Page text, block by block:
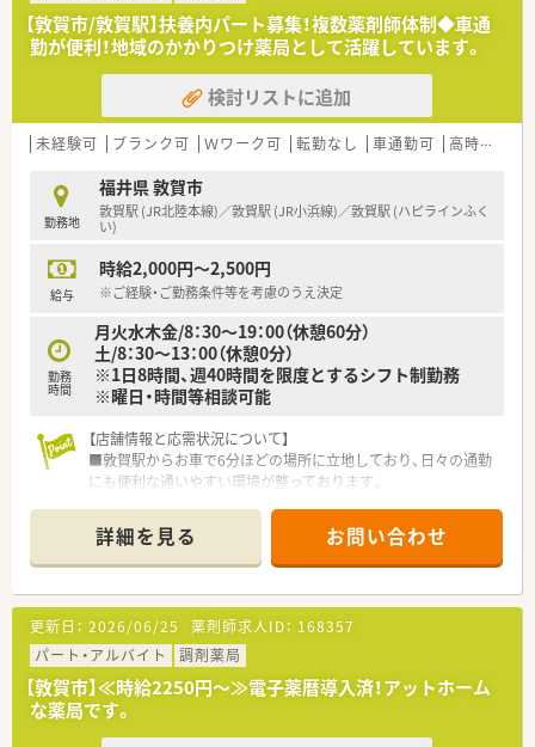
■地域への貢献を最優先に考えており、採算を度外視して無菌調
剤室やドライブスルーを開局するほどの情熱があります。
■一般医薬品や健康食品から介護用品まで幅広く取り扱ってお
り、未病への取り組みを深く学べる環境が整っています。
【職場環境と雰囲気】
■代表自らが現場に入ってスタッフと共に働いており、意見や提
■管理栄養士や登録販売者などの多職種が在籍しているため、専
門知識を共有しながらチーム医療を実践できます。
■店舗の2階には専用の研修室が設けられており、スタッフが自
【敦賀市/敦賀駅】扶養内パート募集！複数薬剤師体制◆車通
勤が便利！地域のかかりつけ薬局として活躍しています。
検討リストに追加
未経験可 ブランク可 Ｗワーク可 転勤なし 車通勤可 高時給(2,500円以上)
勤務地
福井県 敦賀市
敦賀駅 (JR北陸本線)／敦賀駅 (JR小浜線)／敦賀駅 (ハピラインふく
い)
給与
時給2,000円～2,500円
※ご経験・ご勤務条件等を考慮のうえ決定
勤務
時間
月火水木金/8：30～19：00（休憩60分）
土/8：30～13：00（休憩0分）
※1日8時間、週40時間を限度とするシフト制勤務
※曜日・時間等相談可能
【店舗情報と応需状況について】
■敦賀駅からお車で6分ほどの場所に立地しており、日々の通勤
にも便利な通いやすい環境が整っております。
80枚ほど幅広く応需し地域医療に貢献しています。
■精神科や内科から外科や救急科まで多岐にわたる処方箋を経
験できるため薬剤師としての対応力が身につきます。
【法人特徴について】
■創業から80年以上という長い歴史を持ち、地域の方々から厚
い信頼を得ている非常に安定した老舗の企業です。
■代表ご自身も現場に入り気さくにコミュニケーションを取る
ため、風通しが良く働きやすい社風が特徴です。
■地域貢献を最優先に考えて採算度外視の設備投資を行うなど、
患者様第一の姿勢を貫いている法人となります。
詳細を見る お問い合わせ
更新日： 2026/06/25 薬剤師求人ID： 168357
パート・アルバイト
調剤薬局
【敦賀市】≪時給2250円～≫電子薬暦導入済！アットホーム
な薬局です。